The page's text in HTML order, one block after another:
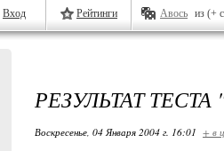
Вход Рейтинги Авось из (+
РЕЗУЛЬТАТ
Воскресенье, 04 Января 2004 г. 16:01 + в